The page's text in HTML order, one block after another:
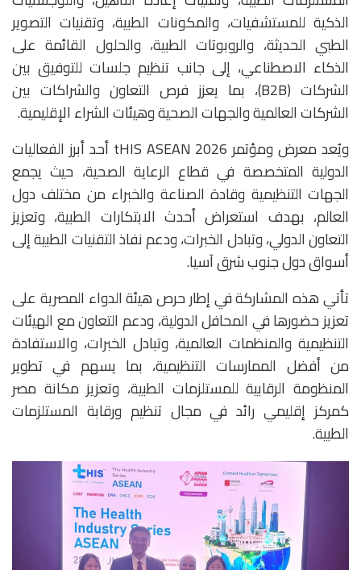
الذكية للمستشفيات، والمكونات الطبية، وتقنيات التصوير
الطبي الحديثة، والروبوتات الطبية، والحلول القائمة على
الذكاء الاصطناعي، إلى جانب تنظيم جلسات للتوفيق بين
الشركات (B2B)، بما يعزز فرص التعاون والشراكات بين
الشركات العالمية والجهات الصحية وهيئات الشراء الإقليمية.
ويُعد معرض ومؤتمر tHIS ASEAN 2026 أحد أبرز الفعاليات
الدولية المتخصصة في قطاع الرعاية الصحية، حيث يجمع
الجهات التنظيمية وقادة الصناعة والخبراء من مختلف دول
العالم، بهدف استعراض أحدث الابتكارات الطبية، وتعزيز
التعاون الدولي، وتبادل الخبرات، ودعم نفاذ التقنيات الطبية إلى
أسواق دول جنوب شرق آسيا.
تأتي هذه المشاركة في إطار حرص هيئة الدواء المصرية على
تعزيز حضورها في المحافل الدولية، ودعم التعاون مع الهيئات
التنظيمية والمنظمات العالمية، وتبادل الخبرات، والاستفادة
من أفضل الممارسات التنظيمية، بما يسهم في تطوير
المنظومة الرقابية للمستلزمات الطبية، وتعزيز مكانة مصر
كمركز إقليمي رائد في مجال تنظيم ورقابة المستلزمات
الطبية.